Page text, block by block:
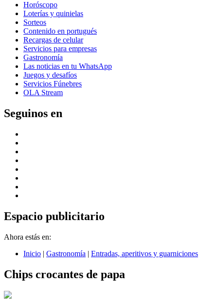
Horóscopo
Loterías y quinielas
Sorteos
Contenido en portugués
Recargas de celular
Servicios para empresas
Gastronomía
Las noticias en tu WhatsApp
Juegos y desafíos
Servicios Fúnebres
OLA Stream
Seguinos en
Espacio publicitario
Ahora estás en:
Inicio | Gastronomía | Entradas, aperitivos y guarniciones
Chips crocantes de papa